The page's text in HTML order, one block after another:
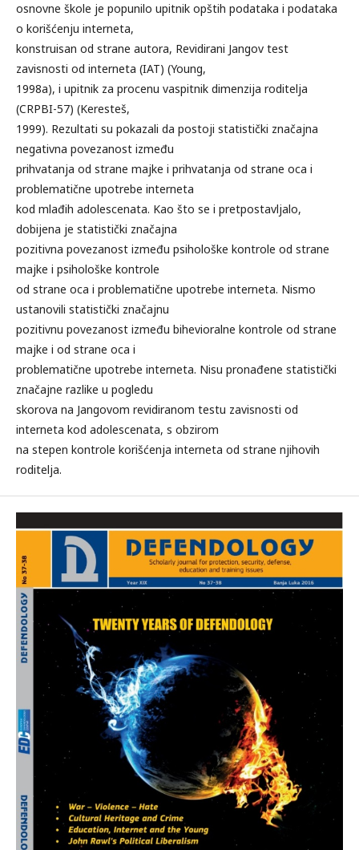
osnovne škole je popunilo upitnik opštih podataka i podataka
o korišćenju interneta,
konstruisan od strane autora, Revidirani Jangov test
zavisnosti od interneta (IAT) (Young,
1998a), i upitnik za procenu vaspitnik dimenzija roditelja
(CRPBI-57) (Keresteš,
1999). Rezultati su pokazali da postoji statistički značajna
negativna povezanost između
prihvatanja od strane majke i prihvatanja od strane oca i
problematične upotrebe interneta
kod mlađih adolescenata. Kao što se i pretpostavljalo,
dobijena je statistički značajna
pozitivna povezanost između psihološke kontrole od strane
majke i psihološke kontrole
od strane oca i problematične upotrebe interneta. Nismo
ustanovili statistički značajnu
pozitivnu povezanost između bihevioralne kontrole od strane
majke i od strane oca i
problematične upotrebe interneta. Nisu pronađene statistički
značajne razlike u pogledu
skorova na Jangovom revidiranom testu zavisnosti od
interneta kod adolescenata, s obzirom
na stepen kontrole korišćenja interneta od strane njihovih
roditelja.